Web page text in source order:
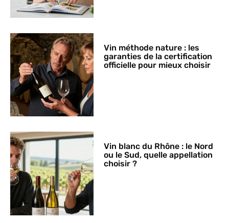
Vin méthode nature : les
garanties de la certification
officielle pour mieux choisir
Vin blanc du Rhône : le Nord
ou le Sud, quelle appellation
choisir ?